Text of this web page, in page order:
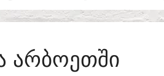
ᲐᲠᲑᲝᲔᲗᲨᲘ